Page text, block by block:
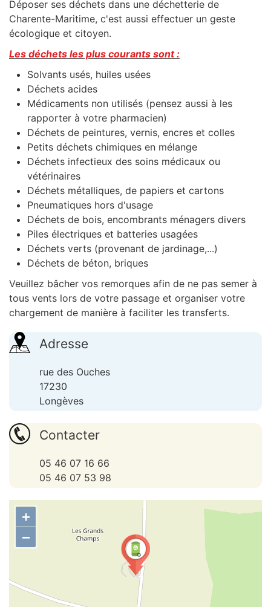
Déposer ses déchets dans une déchetterie de
Charente-Maritime, c'est aussi effectuer un geste
écologique et citoyen.
Les déchets les plus courants sont :
Solvants usés, huiles usées
Déchets acides
Médicaments non utilisés (pensez aussi à les
rapporter à votre pharmacien)
Déchets de peintures, vernis, encres et colles
Petits déchets chimiques en mélange
Déchets infectieux des soins médicaux ou
vétérinaires
Déchets métalliques, de papiers et cartons
Pneumatiques hors d'usage
Déchets de bois, encombrants ménagers divers
Piles électriques et batteries usagées
Déchets verts (provenant de jardinage,...)
Déchets de béton, briques
Veuillez bâcher vos remorques afin de ne pas semer à
tous vents lors de votre passage et organiser votre
chargement de manière à faciliter les transferts.
Adresse
rue des Ouches
17230
Longèves
Contacter
05 46 07 16 66
05 46 07 53 98
+
−